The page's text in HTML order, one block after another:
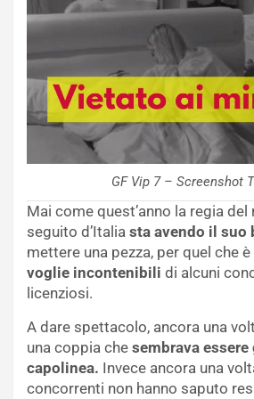
GF Vip 7 – Screenshot
Mai come quest’anno la regia
seguito d’Italia sta avendo il suo
mettere una pezza, per quel che
voglie incontenibili di alcuni
licenziosi.
A dare spettacolo, ancora una
una coppia che sembrava essere
capolinea. Invece ancora una
concorrenti non hanno saputo